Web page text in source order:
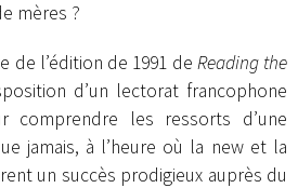
mères ?
de l’édition de 1991 de Reading the
d’un lectorat francophone
comprendre les ressorts d’une
jamais, à l’heure où la new et la
un succès prodigieux auprès du